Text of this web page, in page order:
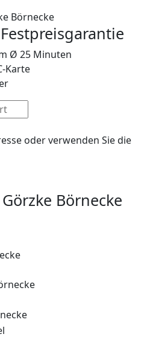
Börnecke
Ø 25 Minuten
Karte
oder verwenden Sie die
Börnecke